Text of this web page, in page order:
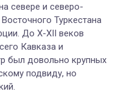
севере и северо-
Туркестана
До X-XII веков
Кавказа и
был довольно крупных
подвиду, но